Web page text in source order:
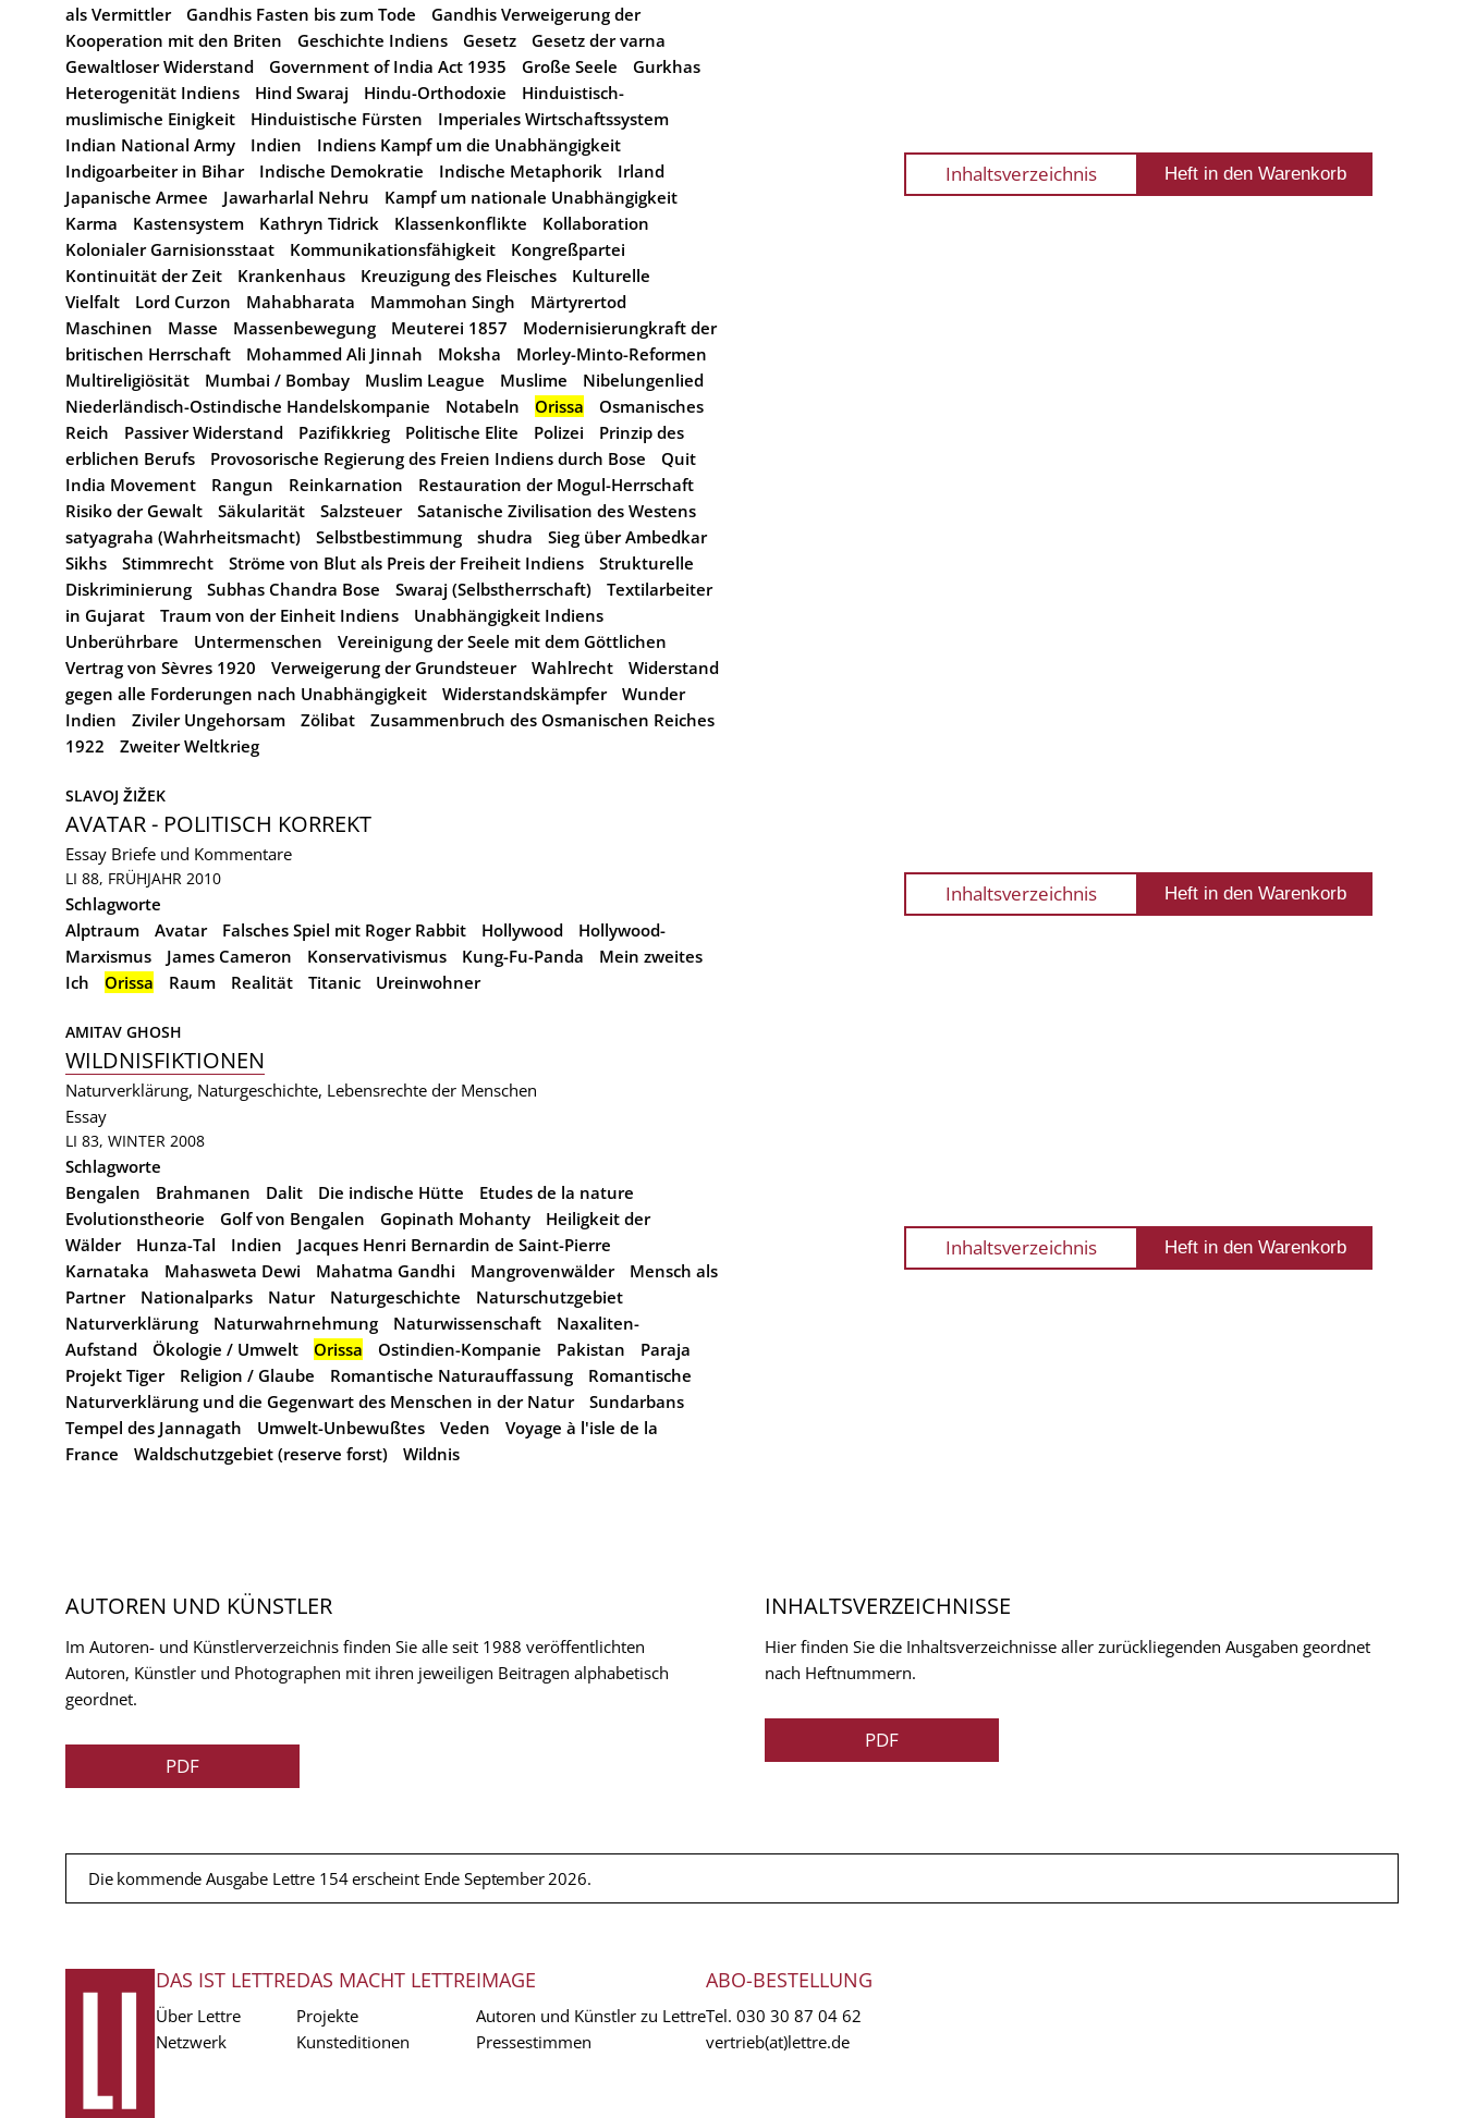
als Vermittler
Gandhis Fasten bis zum Tode
Gandhis Verweigerung der
Kooperation mit den Briten
Geschichte Indiens Gesetz
Gesetz der varna
Gewaltloser Widerstand
Government of India Act 1935 Große Seele
Gurkhas
Heterogenität Indiens
Hind Swaraj Hindu-Orthodoxie
Hinduistisch-
muslimische Einigkeit
Hinduistische Fürsten
Imperiales Wirtschaftssystem
Indian National Army
Indien
Indiens Kampf um die Unabhängigkeit
Indigoarbeiter in Bihar
Indische Demokratie Indische Metaphorik
Irland
Japanische Armee
Jawarharlal Nehru
Kampf um nationale Unabhängigkeit
Karma
Kastensystem Kathryn Tidrick Klassenkonflikte
Kollaboration
Kolonialer Garnisionsstaat
Kommunikationsfähigkeit
Kongreßpartei
Kontinuität der Zeit
Krankenhaus Kreuzigung des Fleisches
Kulturelle
Vielfalt
Lord Curzon Mahabharata Mammohan Singh
Märtyrertod
Maschinen
Masse Massenbewegung Meuterei 1857
Modernisierungkraft der
britischen Herrschaft
Mohammed Ali Jinnah Moksha
Morley-Minto-Reformen
Multireligiösität
Mumbai / Bombay Muslim League Muslime
Nibelungenlied
Niederländisch-Ostindische Handelskompanie
Notabeln Orissa
Osmanisches
Reich
Passiver Widerstand Pazifikkrieg Politische Elite Polizei
Prinzip des
erblichen Berufs
Provosorische Regierung des Freien Indiens durch Bose
Quit
India Movement
Rangun Reinkarnation
Restauration der Mogul-Herrschaft
Risiko der Gewalt
Säkularität Salzsteuer
Satanische Zivilisation des Westens
satyagraha (Wahrheitsmacht)
Selbstbestimmung shudra
Sieg über Ambedkar
Sikhs
Stimmrecht Ströme von Blut als Preis der Freiheit Indiens
Strukturelle
Diskriminierung
Subhas Chandra Bose Swaraj (Selbstherrschaft)
Textilarbeiter
in Gujarat
Traum von der Einheit Indiens
Unabhängigkeit Indiens
Unberührbare
Untermenschen
Vereinigung der Seele mit dem Göttlichen
Vertrag von Sèvres 1920
Verweigerung der Grundsteuer Wahlrecht
Widerstand
gegen alle Forderungen nach Unabhängigkeit
Widerstandskämpfer
Wunder
Indien
Ziviler Ungehorsam Zölibat
Zusammenbruch des Osmanischen Reiches
1922
Zweiter Weltkrieg
Inhaltsverzeichnis
SLAVOJ ŽIŽEK
AVATAR - POLITISCH KORREKT
Essay Briefe und Kommentare
LI 88, FRÜHJAHR 2010
Schlagworte
Alptraum
Avatar Falsches Spiel mit Roger Rabbit Hollywood
Hollywood-
Marxismus
James Cameron Konservativismus Kung-Fu-Panda
Mein zweites
Ich
Orissa Raum Realität Titanic Ureinwohner
Inhaltsverzeichnis
AMITAV GHOSH
WILDNISFIKTIONEN
Naturverklärung, Naturgeschichte, Lebensrechte der Menschen
Essay
LI 83, WINTER 2008
Schlagworte
Bengalen
Brahmanen Dalit Die indische Hütte
Etudes de la nature
Evolutionstheorie
Golf von Bengalen Gopinath Mohanty
Heiligkeit der
Wälder
Hunza-Tal Indien
Jacques Henri Bernardin de Saint-Pierre
Karnataka
Mahasweta Dewi Mahatma Gandhi Mangrovenwälder
Mensch als
Partner
Nationalparks Natur Naturgeschichte
Naturschutzgebiet
Naturverklärung
Naturwahrnehmung Naturwissenschaft
Naxaliten-
Aufstand
Ökologie / Umwelt Orissa Ostindien-Kompanie Pakistan
Paraja
Projekt Tiger
Religion / Glaube Romantische Naturauffassung
Romantische
Naturverklärung und die Gegenwart des Menschen in der Natur
Sundarbans
Tempel des Jannagath
Umwelt-Unbewußtes Veden
Voyage à l'isle de la
France
Waldschutzgebiet (reserve forst) Wildnis
Inhaltsverzeichnis
AUTOREN UND KÜNSTLER
Im Autoren- und Künstlerverzeichnis finden Sie alle seit 1988 veröffentlichten
Autoren, Künstler und Photographen mit ihren jeweiligen Beitragen alphabetisch
geordnet.
PDF
INHALTSVERZEICHNISSE
Hier finden Sie die Inhaltsverzeichnisse aller zurückliegenden Ausgaben geordnet
nach Heftnummern.
PDF
Die kommende Ausgabe Lettre 154 erscheint Ende September 2026.
FUSSZEILE
DAS IST LETTRE
Über Lettre
Netzwerk
DAS MACHT LETTRE
Projekte
Kunsteditionen
IMAGE
Autoren und Künstler zu Lettre
Pressestimmen
ABO-BESTELLUNG
Tel. 030 30 87 04 62
vertrieb(at)lettre.de